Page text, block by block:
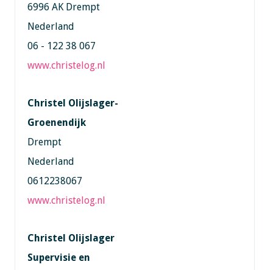
6996 AK Drempt
Nederland
06 - 122 38 067
www.christelog.nl
Christel Olijslager-
Groenendijk
Drempt
Nederland
0612238067
www.christelog.nl
Christel Olijslager
Supervisie en